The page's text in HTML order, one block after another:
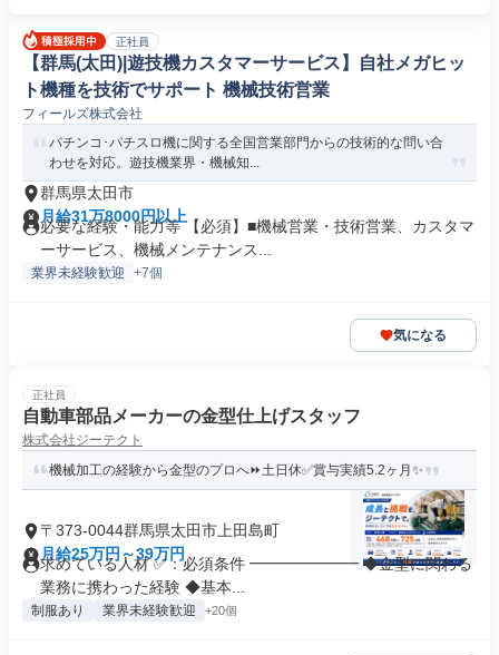
正社員
【群馬(太田)|遊技機カスタマーサービス】自社メガヒッ
ト機種を技術でサポート 機械技術営業
フィールズ株式会社
パチンコ･パチスロ機に関する全国営業部門からの技術的な問い合
わせを対応。遊技機業界・機械知...
群馬県太田市
月給31万8000円以上
必要な経験・能力等 【必須】■機械営業・技術営業、カスタマ
ーサービス、機械メンテナンス...
業界未経験歓迎 +7個
気になる
正社員
自動車部品メーカーの金型仕上げスタッフ
株式会社ジーテクト
機械加工の経験から金型のプロへ⏩土日休✅賞与実績5.2ヶ月✨
〒373-0044群馬県太田市上田島町
月給25万円～39万円
求めている人材 ✅：必須条件 ━━━━━━━ ◆金型に関わる
業務に携わった経験 ◆基本...
制服あり 業界未経験歓迎 +20個